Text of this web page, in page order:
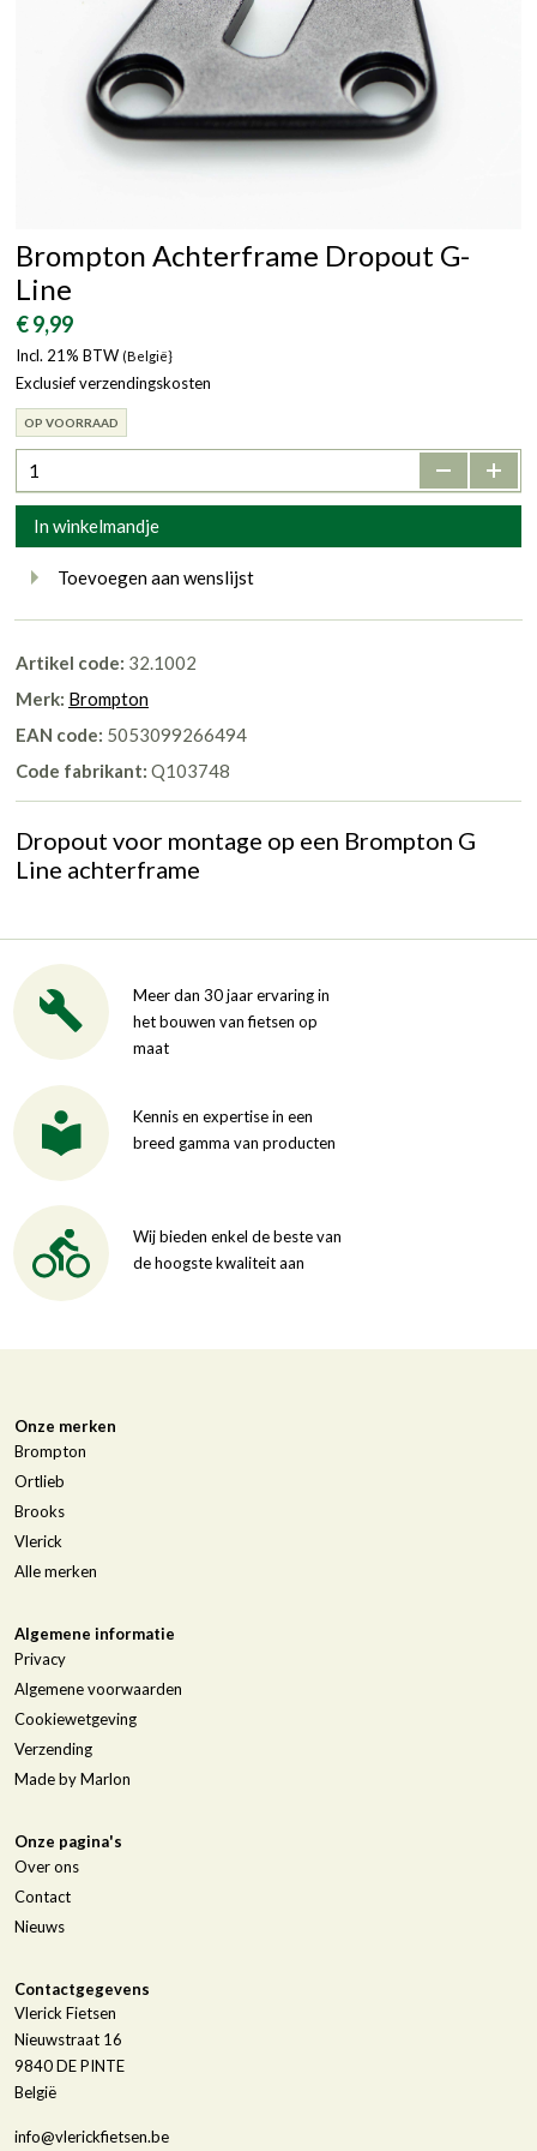
Brompton Achterframe Dropout G-
Line
€ 9,99
Incl. 21% BTW (België}
Exclusief verzendingskosten
OP VOORRAAD
- +
In winkelmandje
Toevoegen aan wenslijst
Artikel code: 32.1002
Merk: Brompton
EAN code: 5053099266494
Code fabrikant: Q103748
Dropout voor montage op een Brompton G
Line achterframe
Meer dan 30 jaar ervaring in
het bouwen van fietsen op
maat
Kennis en expertise in een
breed gamma van producten
Wij bieden enkel de beste van
de hoogste kwaliteit aan
Onze merken
Brompton
Ortlieb
Brooks
Vlerick
Alle merken
Algemene informatie
Privacy
Algemene voorwaarden
Cookiewetgeving
Verzending
Made by Marlon
Onze pagina's
Over ons
Contact
Nieuws
Contactgegevens
Vlerick Fietsen
Nieuwstraat 16
9840DE PINTE
België
info@vlerickfietsen.be